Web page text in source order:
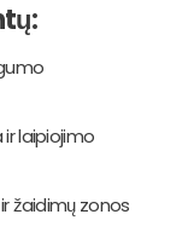
ir laipiojimo
ir žaidimų zonos